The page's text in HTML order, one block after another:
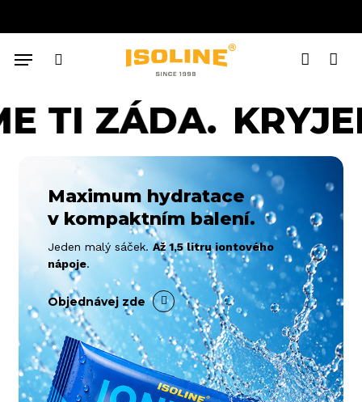
content
account
Menu
Go to shop
TI ZÁDA.
Maximum hydratace
v kompaktním balení.
Jeden malý sáček. Až 1,5 litru iontového
nápoje.
Objednávej zde